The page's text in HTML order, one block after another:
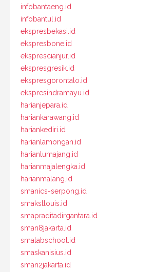
infobantaeng.id
infobantul.id
ekspresbekasi.id
ekspresbone.id
eksprescianjur.id
ekspresgresik.id
ekspresgorontalo.id
ekspresindramayu.id
harianjepara.id
hariankarawang.id
hariankediri.id
harianlamongan.id
harianlumajang.id
harianmajalengka.id
harianmalang.id
smanics-serpong.id
smakstlouis.id
smapraditadirgantara.id
sman8jakarta.id
smalabschool.id
smaskanisius.id
sman2jakarta.id